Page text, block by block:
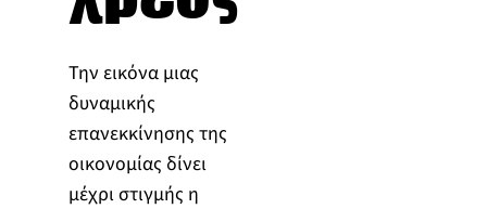
Την εικόνα μιας
δυναμικής
επανεκκίνησης της
οικονομίας δίνει
μέχρι στιγμής η